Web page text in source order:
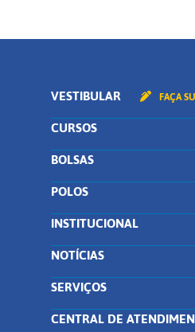
VESTIBULAR FAÇA
CURSOS
BOLSAS
POLOS
INSTITUCIONAL
NOTÍCIAS
SERVIÇOS
CENTRAL DE